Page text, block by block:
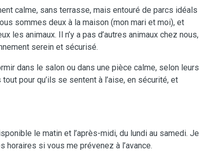
calme, sans terrasse, mais entouré de parcs idéals
sommes deux à la maison (mon mari et moi), et
les animaux. Il n’y a pas d’autres animaux chez nous,
serein et sécurisé.
dans le salon ou dans une pièce calme, selon leurs
pour qu’ils se sentent à l’aise, en sécurité, et
le matin et l’après-midi, du lundi au samedi. Je
horaires si vous me prévenez à l’avance.